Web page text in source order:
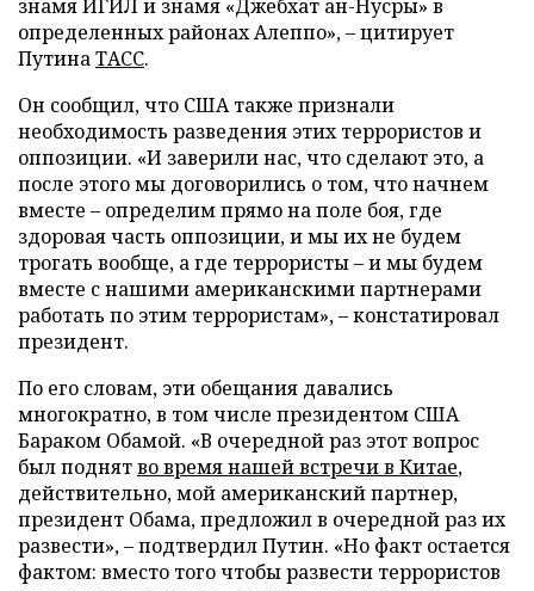
знамя ИГИЛ и знамя «Джебхат ан-Нусры» в
определенных районах Алеппо», – цитирует
ПутинаТАСС.
Он сообщил, что США также признали
необходимость разведения этих террористов и
оппозиции. «И заверили нас, что сделают это, а
после этого мы договорились о том, что начнем
вместе – определим прямо на поле боя, где
здоровая часть оппозиции, и мы их не будем
трогать вообще, а где террористы – и мы будем
вместе с нашими американскими партнерами
работать по этим террористам», – констатировал
президент.
По его словам, эти обещания давались
многократно, в том числе президентом США
Бараком Обамой. «В очередной раз этот вопрос
был поднятво время нашей встречи в Китае,
действительно, мой американский партнер,
президент Обама, предложил в очередной раз их
развести», – подтвердил Путин. «Но факт остается
фактом: вместо того чтобы развести террористов